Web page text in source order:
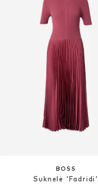
BOSS
Suknelė 'Fadridi'